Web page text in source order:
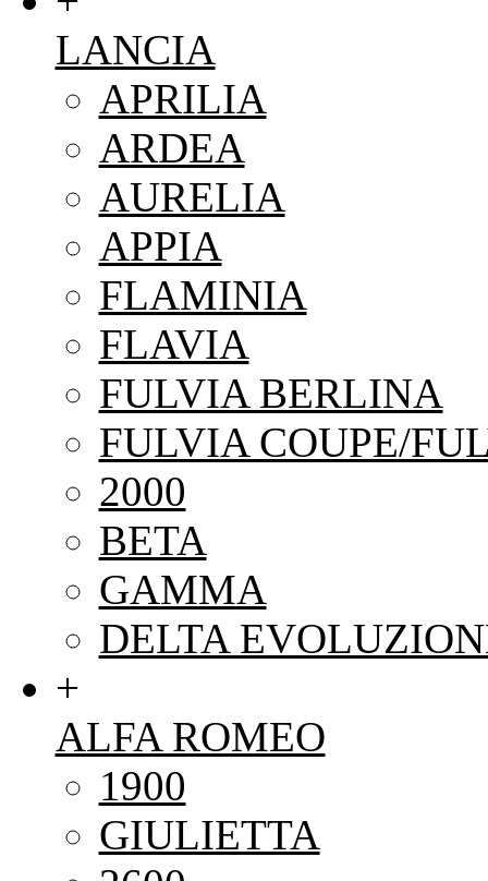
LANCIA
APRILIA
ARDEA
AURELIA
APPIA
FLAMINIA
FLAVIA
FULVIA BERLINA
FULVIA COUPE/
2000
BETA
GAMMA
DELTA
+
ALFA ROMEO
1900
GIULIETTA